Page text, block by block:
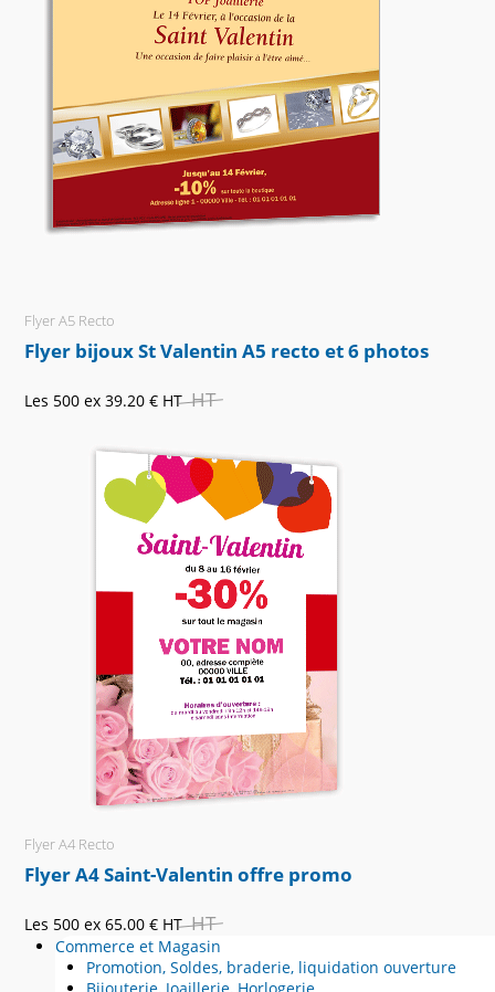
Commerce et Magasin
Promotion, Soldes, braderie, liquidation ouverture
Bijouterie, Joaillerie, Horlogerie
Flyer A5 Recto
Flyer bijoux St Valentin A5 recto et 6 photos
Les 500 ex 39.20 € HT HT
Flyer A4 Recto
Flyer A4 Saint-Valentin offre promo
Les 500 ex 65.00 € HT HT